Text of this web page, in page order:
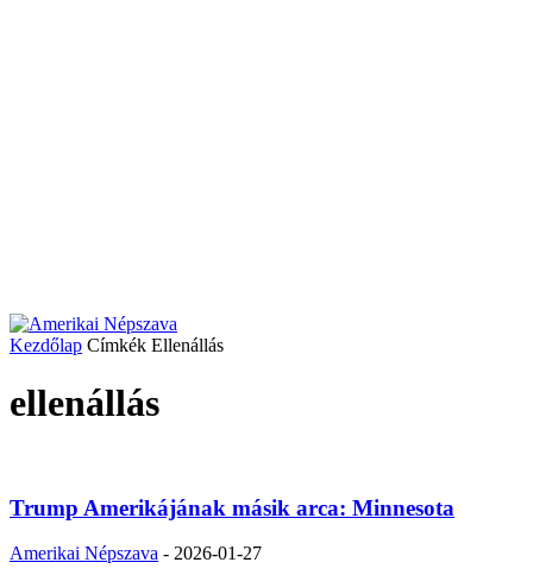
Kezdőlap Címkék Ellenállás
ellenállás
Trump Amerikájának másik arca: Minnesota
Amerikai Népszava - 2026-01-27